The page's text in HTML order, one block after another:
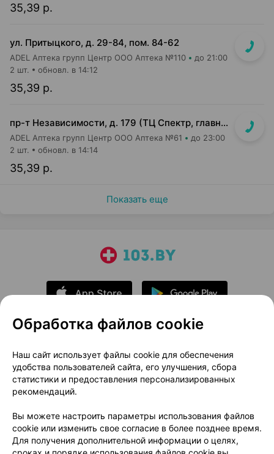
35,39 р.
ул. Притыцкого, д. 29-84, пом. 84-62
ADEL Аптека групп Центр ООО Аптека №110 до 21:00
35,39 р.
2 шт. обновл. в 14:12
пр-т Независимости, д. 179 (ТЦ Спектр, главный вход, 1 этаж)
ADEL Аптека групп Центр ООО Аптека №61 до 23:00
35,39 р.
2 шт. обновл. в 14:14
Показать еще
О проекте
Новости проекта
Размещение рекламы
Медицинский маркетинг
Публичный договор
Доставка
Способы оплаты
Вакансии
Партнеры
Написать руководителю 103.by
Обработка файлов cookie
Наш сайт использует файлы cookie для обеспечения
удобства пользователей сайта, его улучшения, сбора
статистики и предоставления персонализированных
рекомендаций.
Вы можете настроить параметры использования файлов
cookie или изменить свое согласие в более позднее время.
Для получения дополнительной информации о целях,